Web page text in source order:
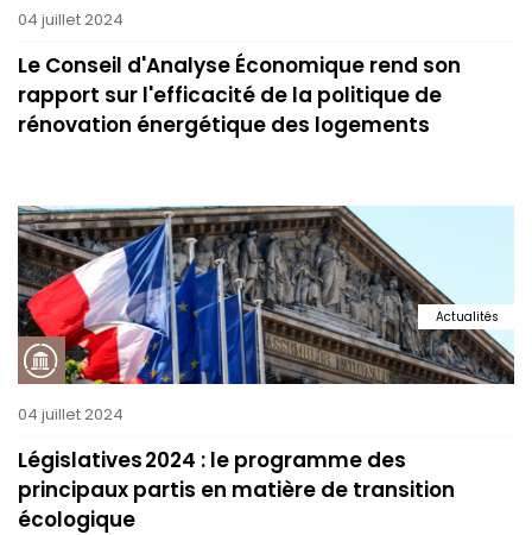
04 juillet 2024
Le Conseil d'Analyse Économique rend son
rapport sur l'efficacité de la politique de
rénovation énergétique des logements
Actualités
04 juillet 2024
Législatives 2024 : le programme des
principaux partis en matière de transition
écologique